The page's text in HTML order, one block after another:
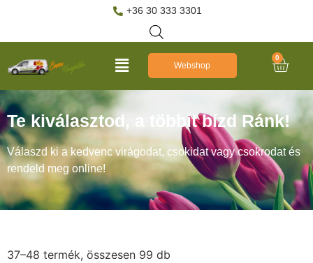
+36 30 333 3301
Webshop
0
Te kiválasztod, a többit bízd Ránk!
Válaszd ki a kedvenc virágodat, csokidat vagy csokrodat és
rendeld meg online!
37–48 termék, összesen 99 db